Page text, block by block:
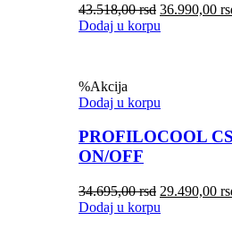
43.518,00rsd 36.990,00
Dodaj u korpu
%Akcija
Dodaj u korpu
PROFILOCOOL
ON/OFF
34.695,00rsd 29.490,00
Dodaj u korpu